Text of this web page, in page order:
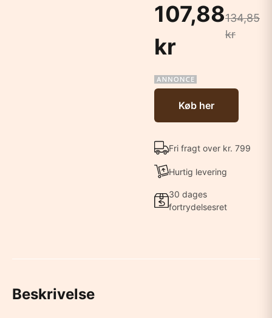
107,88
kr
134,85
kr
Køb her
Fri fragt over kr. 799
Hurtig levering
30 dages
fortrydelsesret
Beskrivelse